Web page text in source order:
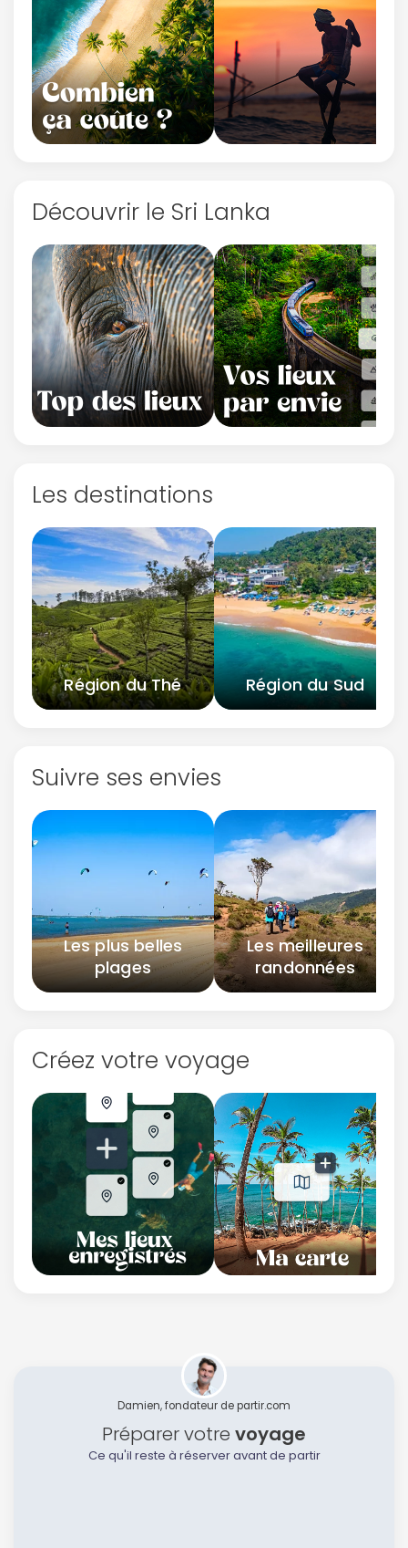
Découvrir le Sri Lanka
Les destinations
Région du Thé Région du Sud
Suivre ses envies
Les plus belles
plages
Les meilleures
randonnées
Créez votre voyage
Damien, fondateur de partir.com
Préparer votre voyage
Ce qu'il reste à réserver avant de partir